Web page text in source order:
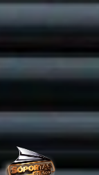
Enrolar